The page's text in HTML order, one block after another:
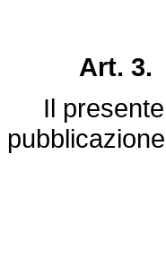
Art. 3.
Il presente